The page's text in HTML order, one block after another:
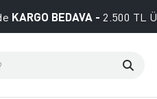
KARGO BEDAVA - 2.500 TL